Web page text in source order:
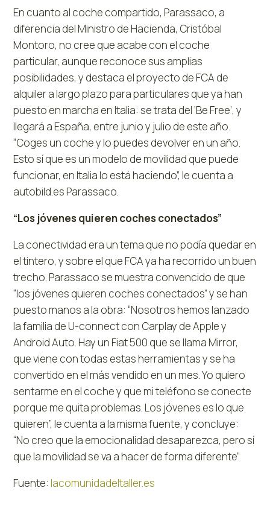
En cuanto al coche compartido, Parassaco, a
diferencia del Ministro de Hacienda, Cristóbal
Montoro, no cree que acabe con el coche
particular, aunque reconoce sus amplias
posibilidades, y destaca el proyecto de FCA de
alquiler a largo plazo para particulares que ya han
puesto en marcha en Italia: se trata del ‘Be Free’, y
llegará a España, entre junio y julio de este año.
“Coges un coche y lo puedes devolver en un año.
Esto sí que es un modelo de movilidad que puede
funcionar, en Italia lo está haciendo”, le cuenta a
autobild.es Parassaco.
“Los jóvenes quieren coches conectados”
La conectividad era un tema que no podía quedar en
el tintero, y sobre el que FCA ya ha recorrido un buen
trecho. Parassaco se muestra convencido de que
“los jóvenes quieren coches conectados” y se han
puesto manos a la obra: “Nosotros hemos lanzado
la familia de U-connect con Carplay de Apple y
Android Auto. Hay un Fiat 500 que se llama Mirror,
que viene con todas estas herramientas y se ha
convertido en el más vendido en un mes. Yo quiero
sentarme en el coche y que mi teléfono se conecte
porque me quita problemas. Los jóvenes es lo que
quieren”, le cuenta a la misma fuente, y concluye:
“No creo que la emocionalidad desaparezca, pero sí
que la movilidad se va a hacer de forma diferente”.
Fuente:lacomunidadeltaller.es